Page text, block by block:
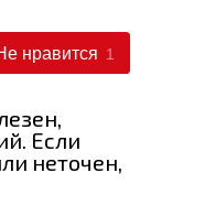
нравится 1
Если
неточен,